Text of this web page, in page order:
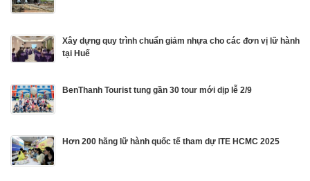
Xây dựng quy trình chuẩn giảm nhựa cho các đơn vị lữ hành
tại Huế
BenThanh Tourist tung gần 30 tour mới dịp lễ 2/9
Hơn 200 hãng lữ hành quốc tế tham dự ITE HCMC 2025